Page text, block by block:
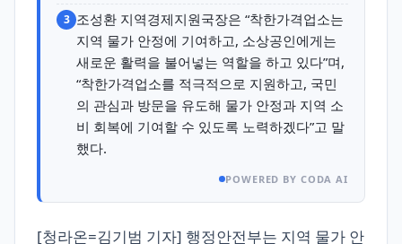
3 조성환 지역경제지원국장은 “착한가격업소는
지역 물가 안정에 기여하고, 소상공인에게는
새로운 활력을 불어넣는 역할을 하고 있다”며,
“착한가격업소를 적극적으로 지원하고, 국민
의 관심과 방문을 유도해 물가 안정과 지역 소
비 회복에 기여할 수 있도록 노력하겠다”고 말
했다.
POWERED BY CODA AI
[청라온=김기범 기자] 행정안전부는 지역 물가 안